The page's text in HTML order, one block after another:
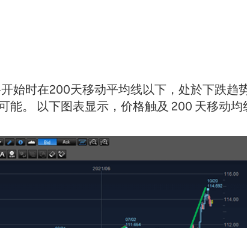
始时在200天移动平均线以下，处於下跌趋
能。 以下图表显示，价格触及 200 天移动均